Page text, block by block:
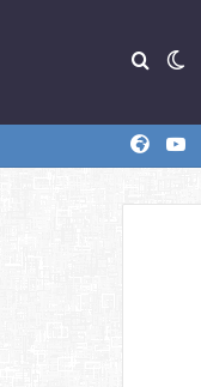
الوضع
يوتيوب تويتر